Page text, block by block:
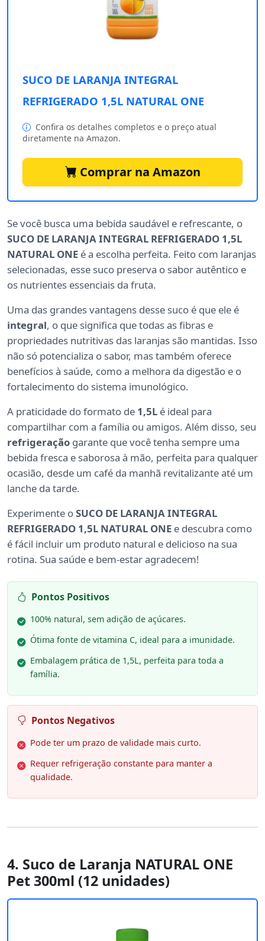
SUCO DE LARANJA INTEGRAL
REFRIGERADO 1,5L NATURAL ONE
Confira os detalhes completos e o preço atual
diretamente na Amazon.
Comprar na Amazon
Se você busca uma bebida saudável e refrescante, o
SUCO DE LARANJA INTEGRAL REFRIGERADO 1,5L
NATURAL ONE é a escolha perfeita. Feito com laranjas
selecionadas, esse suco preserva o sabor autêntico e
os nutrientes essenciais da fruta.
Uma das grandes vantagens desse suco é que ele é
integral, o que significa que todas as fibras e
propriedades nutritivas das laranjas são mantidas. Isso
não só potencializa o sabor, mas também oferece
benefícios à saúde, como a melhora da digestão e o
fortalecimento do sistema imunológico.
A praticidade do formato de 1,5L é ideal para
compartilhar com a família ou amigos. Além disso, seu
refrigeração garante que você tenha sempre uma
bebida fresca e saborosa à mão, perfeita para qualquer
ocasião, desde um café da manhã revitalizante até um
lanche da tarde.
Experimente oSUCO DE LARANJA INTEGRAL
REFRIGERADO 1,5L NATURAL ONE e descubra como
é fácil incluir um produto natural e delicioso na sua
rotina. Sua saúde e bem-estar agradecem!
Pontos Positivos
100% natural, sem adição de açúcares.
Ótima fonte de vitamina C, ideal para a imunidade.
Embalagem prática de 1,5L, perfeita para toda a
família.
Pontos Negativos
Pode ter um prazo de validade mais curto.
Requer refrigeração constante para manter a
qualidade.
4. Suco de Laranja NATURAL ONE
Pet 300ml (12 unidades)